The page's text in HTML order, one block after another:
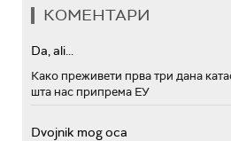
КОМЕНТАРИ
Da, ali...
Како преживети прва три дана
шта нас припрема ЕУ
Dvojnik mog oca